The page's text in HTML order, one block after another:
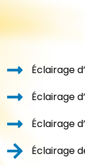
Éclairage
Éclairage
Éclairage
Éclairage